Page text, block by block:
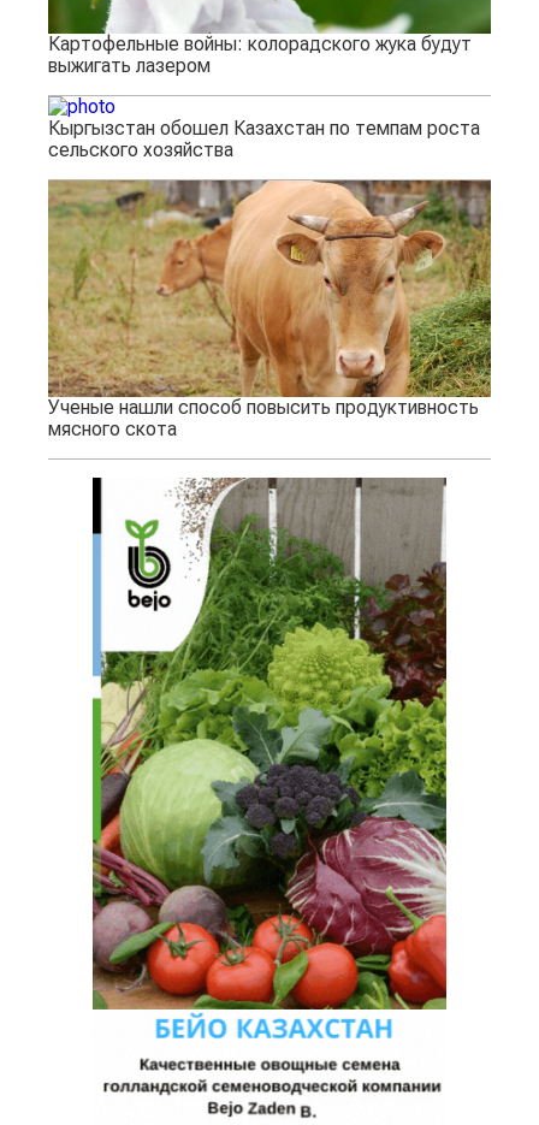
Картофельные войны: колорадского жука будут
выжигать лазером
Кыргызстан обошел Казахстан по темпам роста
сельского хозяйства
Ученые нашли способ повысить продуктивность
мясного скота